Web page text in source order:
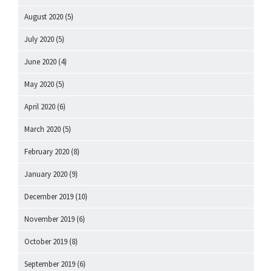
August 2020 (5)
July 2020 (5)
June 2020 (4)
May 2020 (5)
April 2020 (6)
March 2020 (5)
February 2020 (8)
January 2020 (9)
December 2019 (10)
November 2019 (6)
October 2019 (8)
September 2019 (6)